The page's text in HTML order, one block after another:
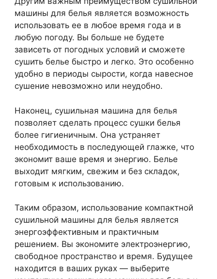
машины для белья является возможность
использовать ее в любое время года и в
любую погоду. Вы больше не будете
зависеть от погодных условий и сможете
сушить белье быстро и легко. Это особенно
удобно в периоды сырости, когда навесное
сушение невозможно или неудобно.
Наконец, сушильная машина для белья
позволяет сделать процесс сушки белья
более гигиеничным. Она устраняет
необходимость в последующей глажке, что
экономит ваше время и энергию. Белье
выходит мягким, свежим и без складок,
готовым к использованию.
Таким образом, использование компактной
сушильной машины для белья является
энергоэффективным и практичным
решением. Вы экономите электроэнергию,
свободное пространство и время. Будущее
находится в ваших руках — выберите